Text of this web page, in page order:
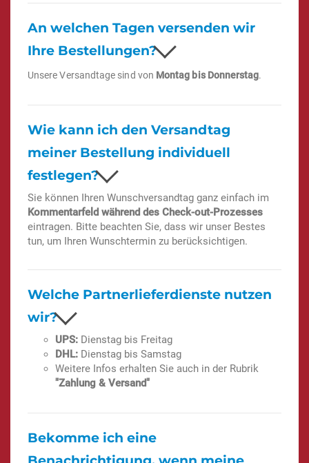
An welchen Tagen versenden wir
Ihre Bestellungen?
Unsere Versandtage sind von Montag bis Donnerstag.
Wie kann ich den Versandtag
meiner Bestellung individuell
festlegen?
Sie können Ihren Wunschversandtag ganz einfach im
Kommentarfeld während des Check-out-Prozesses
eintragen. Bitte beachten Sie, dass wir unser Bestes
tun, um Ihren Wunschtermin zu berücksichtigen.
Welche Partnerlieferdienste nutzen
wir?
UPS: Dienstag bis Freitag
DHL: Dienstag bis Samstag
Weitere Infos erhalten Sie auch in der Rubrik
"Zahlung & Versand"
Bekomme ich eine